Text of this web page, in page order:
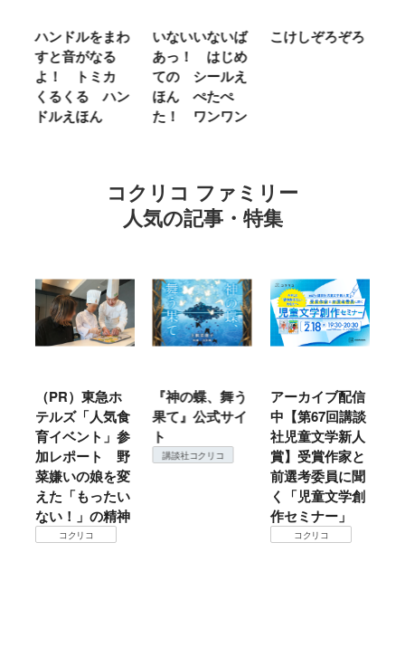
まわ
ミカ
ハン
いないいないば
あっ！ はじめ
ての シールえ
ほん ぺたぺ
た！ ワンワン
こけしぞろぞろ
ＭＲ．ＭＥＮ
コクリコ ファミリー
人気の記事・特集
急ホ
人気食
ト」参
ト 野
娘を変
ったい
の精神
『神の蝶、舞う
果て』公式サイ
ト
講談社コクリコ
アーカイブ配信
中【第67回講談
社児童文学新人
賞】受賞作家と
前選考委員に聞
く「児童文学創
作セミナー」
仙台の冬は東北
地方では温
暖？ 本当のと
ころは仙台に来
て検証すべし！
コクリコ